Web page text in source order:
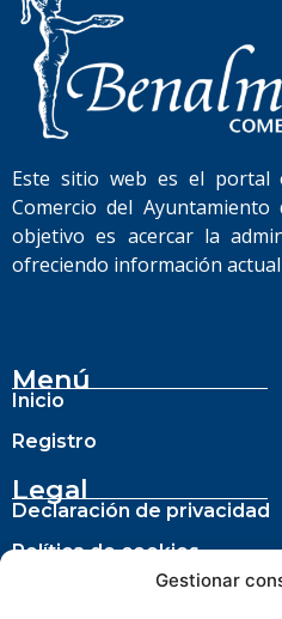
Gestionar
Este sitio web es el portal
Comercio del Ayuntamiento
objetivo es acercar la
ofreciendo información
Menú
Inicio
Registro
Legal
Declaración de privacidad
Política de cookies